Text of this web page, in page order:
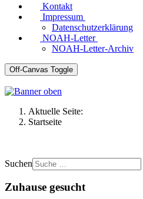
Kontakt
Impressum
Datenschutzerklärung
NOAH-Letter
NOAH-Letter-Archiv
Off-Canvas Toggle
Aktuelle Seite:
Startseite
Suchen
Zuhause gesucht